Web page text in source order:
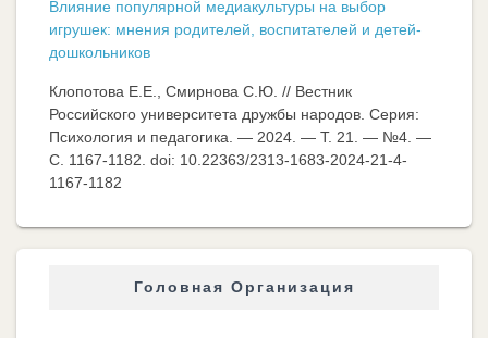
Влияние популярной медиакультуры на выбор
игрушек: мнения родителей, воспитателей и детей-
дошкольников
Клопотова Е.Е., Смирнова С.Ю. // Вестник
Российского университета дружбы народов. Серия:
Психология и педагогика. — 2024. — Т. 21. — №4. —
C. 1167-1182. doi: 10.22363/2313-1683-2024-21-4-
1167-1182
Головная Организация